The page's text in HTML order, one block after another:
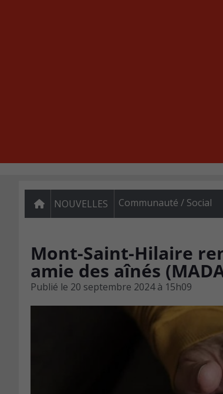
NOUVELLES Communauté / Social
Mont-Saint-Hilaire
amie des aînés
Publié le 20 septembre 2024 à 15h09